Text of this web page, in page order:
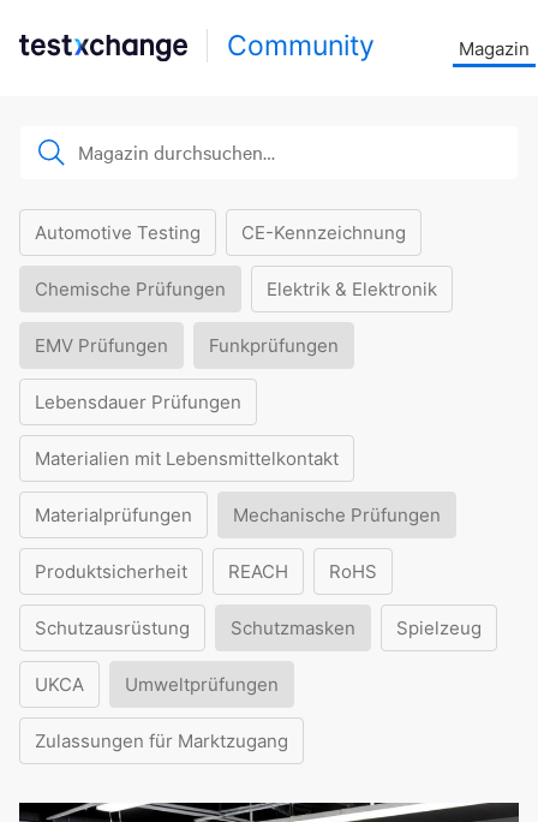
Community Magazin
Automotive Testing CE-Kennzeichnung
Chemische Prüfungen Elektrik & Elektronik
EMV Prüfungen Funkprüfungen
Lebensdauer Prüfungen
Materialien mit Lebensmittelkontakt
Materialprüfungen Mechanische Prüfungen
Produktsicherheit REACH RoHS
Schutzausrüstung Schutzmasken Spielzeug
UKCA Umweltprüfungen
Zulassungen für Marktzugang